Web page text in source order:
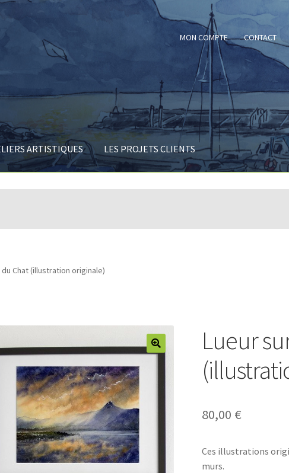
MON COMPTE CONTACT
ARTISTIQUES LES PROJETS CLIENTS
Chat (illustration originale)
Lueur
80,00 €
Ces illustrations
murs.